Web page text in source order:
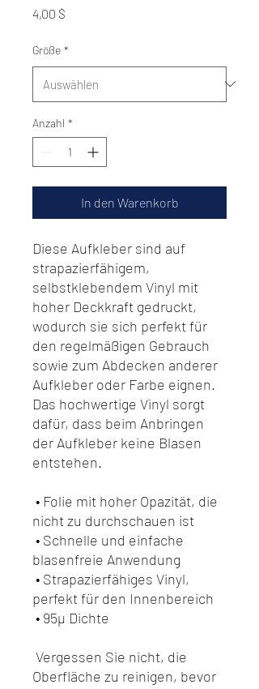
4,00 $
Größe *
Anzahl *
In den Warenkorb
Diese Aufkleber sind auf
strapazierfähigem,
selbstklebendem Vinyl mit
hoher Deckkraft gedruckt,
wodurch sie sich perfekt für
den regelmäßigen Gebrauch
sowie zum Abdecken anderer
Aufkleber oder Farbe eignen.
Das hochwertige Vinyl sorgt
dafür, dass beim Anbringen
der Aufkleber keine Blasen
entstehen.
nicht zu durchschauen ist
blasenfreie Anwendung
perfekt für den Innenbereich
• 95µ Dichte
Oberfläche zu reinigen, bevor